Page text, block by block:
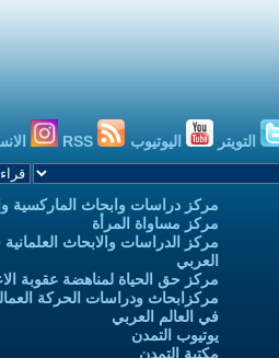
التويتر اليوتيوب
مركز دراسات وابحاث الماركسية
مركز مساواة المرأة
مركز الدراسات والابحاث العلمانية
العربي
مركز حق الحياة لمناهضة عقوبة
مركزابحاث ودراسات الحركة
في العالم العربي
يوتيوب التمدن
مكتبة التمدن